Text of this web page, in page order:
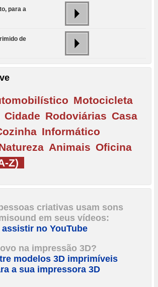
para a
de
Motocicleta
Cidade Rodoviárias Casa
Informático
Animais Oficina
Z)
criativas usam sons
em seus vídeos:
assistir no YouTube
na impressão 3D?
modelos 3D imprimíveis
a sua impressora 3D